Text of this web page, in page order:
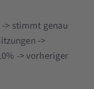
> stimmt genau
->
-> vorheriger